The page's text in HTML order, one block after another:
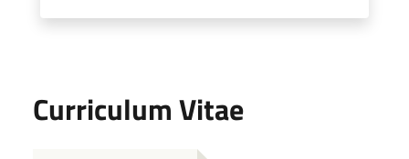
Curriculum Vitae